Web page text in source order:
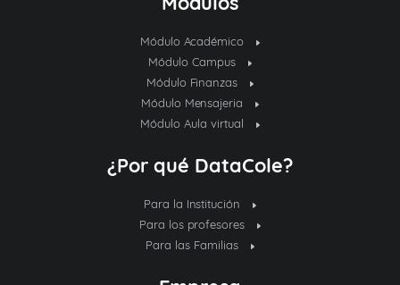
Módulo Académico
Módulo Campus
Módulo Finanzas
Módulo Mensajeria
Módulo Aula virtual
¿Por qué DataCole?
Para la Institución
Para los profesores
Para las Familias